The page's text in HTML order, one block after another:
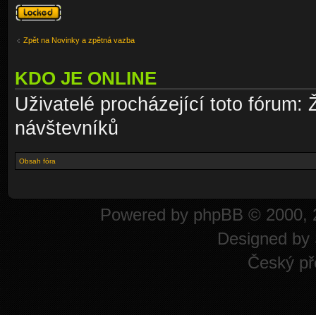
Téma
uzamknuto
Zpět na Novinky a zpětná vazba
KDO JE ONLINE
Uživatelé procházející toto fórum:
návštevníků
Obsah fóra
Powered by phpBB © 2000,
Designed by
Český